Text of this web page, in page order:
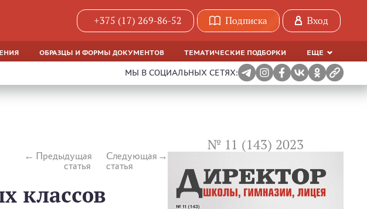
+375 (17) 269-86-52 Подписка Вход
ОБРАЗЦЫ И ФОРМЫ ДОКУМЕНТОВ ТЕМАТИЧЕСКИЕ ПОДБОРКИ ЕЩЕ
МЫ В СОЦИАЛЬНЫХ СЕТЯХ:
Предыдущая
статья
Следующая
статья
классов
№ 11 (143) 2023